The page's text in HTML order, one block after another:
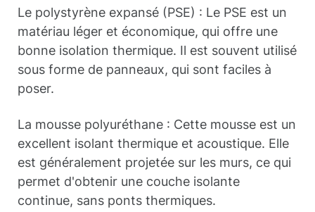
Le polystyrène expansé (PSE) : Le PSE est un
matériau léger et économique, qui offre une
bonne isolation thermique. Il est souvent utilisé
sous forme de panneaux, qui sont faciles à
poser.
La mousse polyuréthane : Cette mousse est un
excellent isolant thermique et acoustique. Elle
est généralement projetée sur les murs, ce qui
permet d'obtenir une couche isolante
continue, sans ponts thermiques.